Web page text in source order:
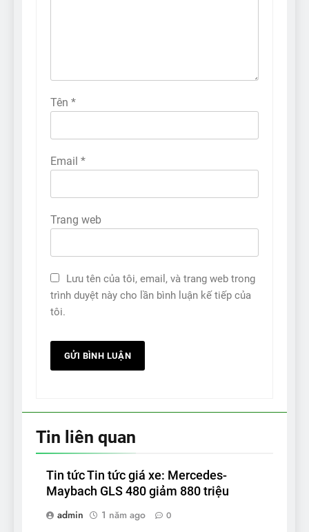
Tên *
Email *
Trang web
Lưu tên của tôi, email, và trang web trong
trình duyệt này cho lần bình luận kế tiếp của
tôi.
Tin liên quan
Tin tức Tin tức giá xe: Mercedes-
Maybach GLS 480 giảm 880 triệu
admin
1 năm ago 0